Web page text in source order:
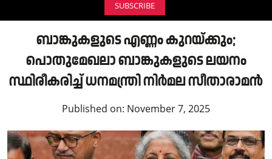
SUBSCRIBE
ബാങ്കുകളുടെ എണ്ണം കുറയ്ക്കും;
പൊതുമേഖലാ ബാങ്കുകളുടെ ലയനം
സ്ഥിരീകരിച്ച് ധനമന്ത്രി നിർമല സീതാരാമൻ
Published on: November 7, 2025